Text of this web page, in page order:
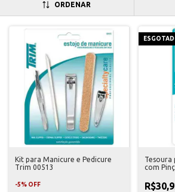
ORDENAR
Kit para Manicure e Pedicure
Trim 00513
-5% OFF
Tesoura
com